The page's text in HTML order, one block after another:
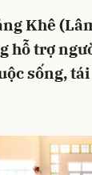
Khê
hỗ trợ
sống,